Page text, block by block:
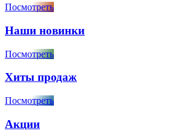
Посмотреть
Наши новинки
Посмотреть
Хиты продаж
Посмотреть
Акции